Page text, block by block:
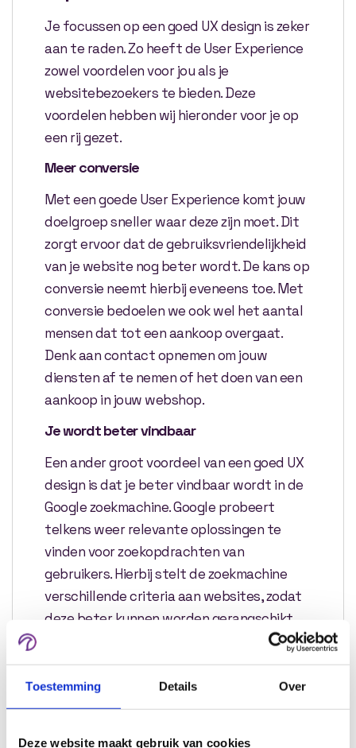
Toestemming Details Over
Deze website maakt gebruik van cookies
Je focussen op een goed UX design is zeker
aan te raden. Zo heeft de User Experience
zowel voordelen voor jou als je
websitebezoekers te bieden. Deze
voordelen hebben wij hieronder voor je op
een rij gezet.
Meer conversie
Met een goede User Experience komt jouw
doelgroep sneller waar deze zijn moet. Dit
zorgt ervoor dat de gebruiksvriendelijkheid
van je website nog beter wordt. De kans op
conversie neemt hierbij eveneens toe. Met
conversie bedoelen we ook wel het aantal
mensen dat tot een aankoop overgaat.
Denk aan contact opnemen om jouw
diensten af te nemen of het doen van een
aankoop in jouw webshop.
Je wordt beter vindbaar
Een ander groot voordeel van een goed UX
design is dat je beter vindbaar wordt in de
Google zoekmachine. Google probeert
telkens weer relevante oplossingen te
vinden voor zoekopdrachten van
gebruikers. Hierbij stelt de zoekmachine
verschillende criteria aan websites, zodat
deze beter kunnen worden gerangschikt.
Hierbij kan jouw website hoger of lager in
de ranking komen te zitten. Om jouw
website te ranken wordt de complete
gebruikservaring van je website gemeten.